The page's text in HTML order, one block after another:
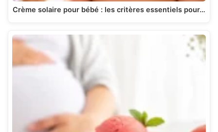
Crème solaire pour bébé : les critères essentiels pour…